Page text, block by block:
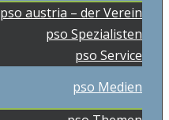
pso austria – der Verein
pso Spezialisten
pso Service
pso Medien